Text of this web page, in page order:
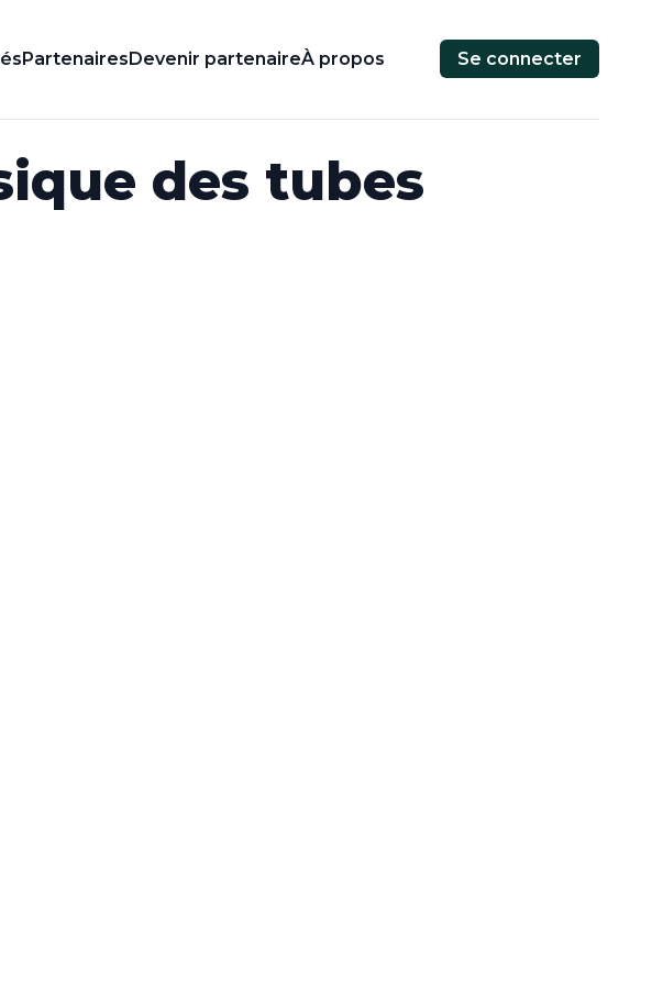
PartenairesDevenir partenaireÀ propos Se connecter
des tubes